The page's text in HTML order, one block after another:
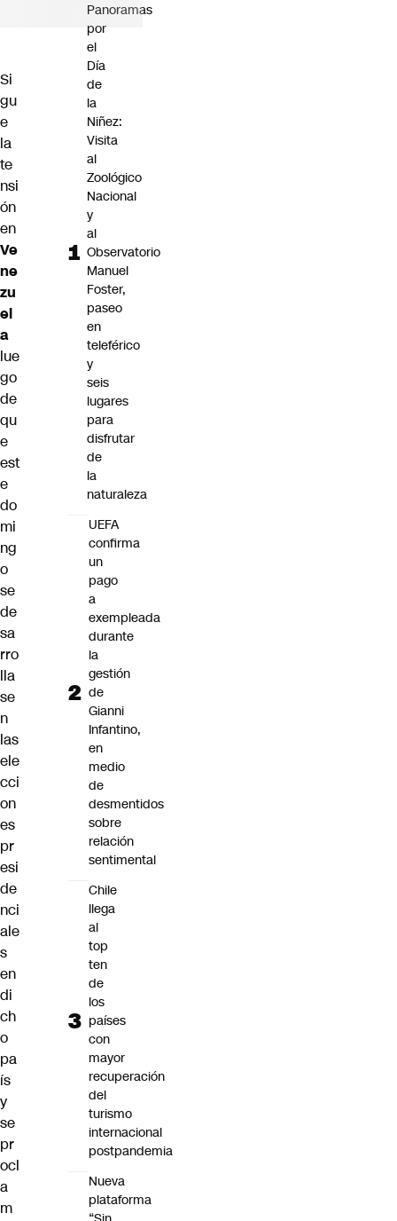
Si
gu
e
la
te
nsi
ón
en
Ve
ne
zu
el
a
lue
go
de
qu
e
est
e
do
mi
ng
o
se
de
sa
rro
lla
se
n
las
ele
cci
on
es
pr
esi
de
nci
ale
s
en
di
ch
o
pa
ís
y
se
pr
ocl
a
m
Panoramas
por
el
Día
de
la
Niñez:
Visita
al
Zoológico
Nacional
y
al
Observatorio
Manuel
Foster,
paseo
en
teleférico
y
seis
lugares
para
disfrutar
de
la
naturaleza
UEFA
confirma
un
pago
a
exempleada
durante
la
gestión
de
Gianni
Infantino,
en
medio
de
desmentidos
sobre
relación
sentimental
Chile
llega
al
top
ten
de
los
países
con
mayor
recuperación
del
turismo
internacional
postpandemia
Nueva
plataforma